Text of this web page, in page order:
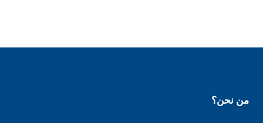
من نحن؟